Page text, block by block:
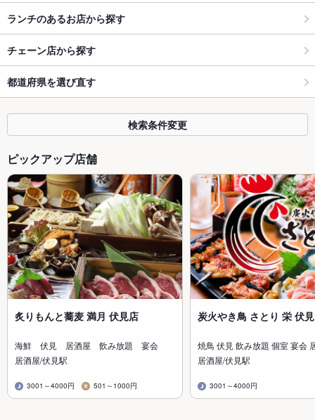
ランチのあるお店から探す
チェーン店から探す
都道府県を選び直す
検索条件変更
ピックアップ店舗
炙りもんと蕎麦 満月 伏見店
海鮮 伏見 居酒屋 飲み放題 宴会
居酒屋/伏見駅
3001～4000円 501～1000円
炭火やき鳥 さとり 栄 伏見
焼鳥 伏見 飲み放題 個室 宴会
居酒屋/伏見駅
3001～4000円